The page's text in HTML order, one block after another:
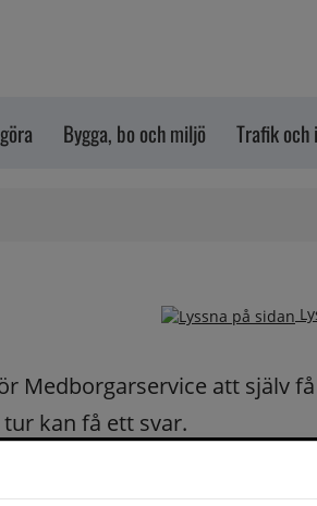
Bygga, bo och miljö Trafik
Medborgarservice att själv få
kan få ett svar.
fortast möjligt.